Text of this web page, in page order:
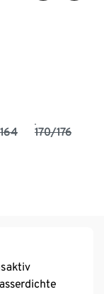
170/176